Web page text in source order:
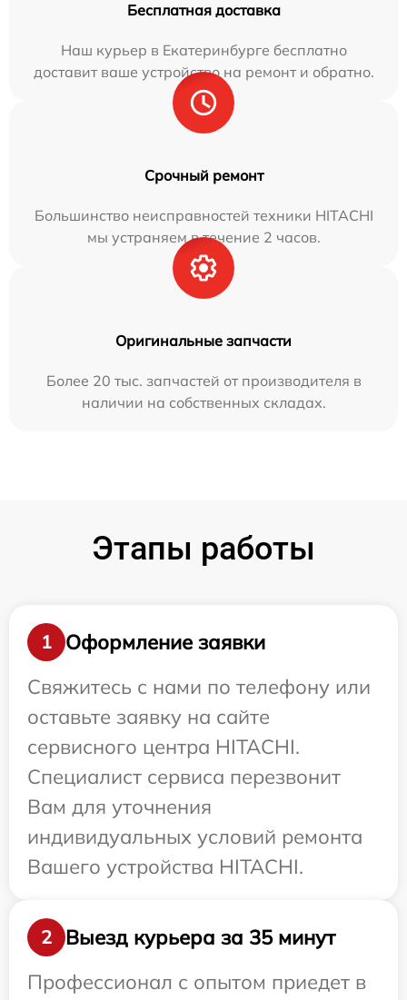
Бесплатная доставка
Наш курьер в Екатеринбурге бесплатно
доставит ваше устройство на ремонт и обратно.
Срочный ремонт
Большинство неисправностей техники HITACHI
мы устраняем в течение 2 часов.
Оригинальные запчасти
Более 20 тыс. запчастей от производителя в
наличии на собственных складах.
Этапы работы
1
Оформление заявки
Свяжитесь с нами по телефону или
оставьте заявку на сайте
сервисного центра HITACHI.
Специалист сервиса перезвонит
Вам для уточнения
индивидуальных условий ремонта
Вашего устройства HITACHI.
2
Выезд курьера за 35 минут
Профессионал с опытом приедет в